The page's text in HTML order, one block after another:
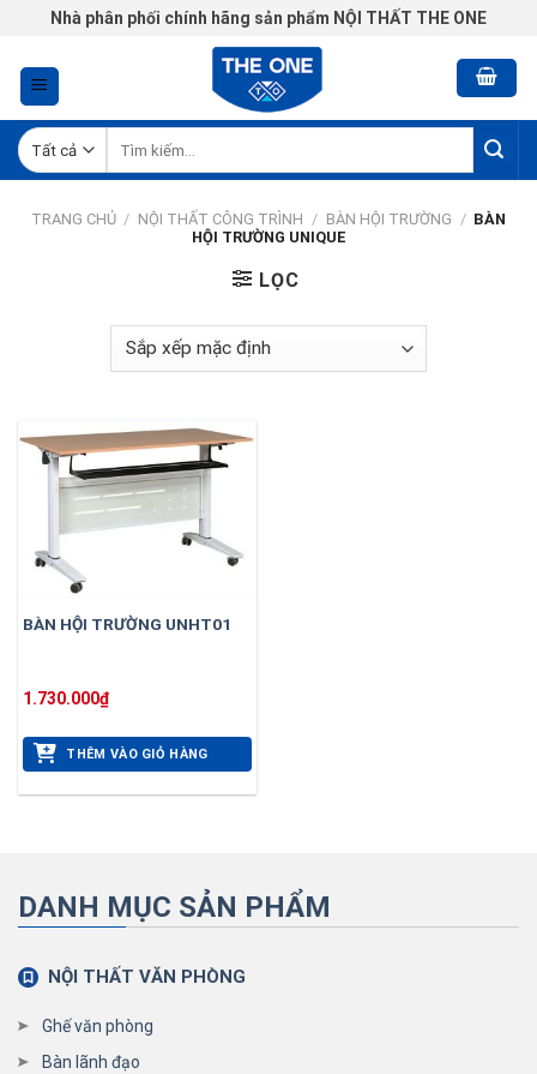
Chuyển
nội
dung
Nhà phân phối chính hãng sản phẩm NỘI THẤT THE ONE
kiếm:
TRANG CHỦ / NỘI THẤT CÔNG TRÌNH / BÀN HỘI TRƯỜNG / BÀN
HỘI TRƯỜNG UNIQUE
LỌC
BÀN HỘI TRƯỜNG UNHT01
1.730.000₫
THÊM VÀO GIỎ HÀNG
DANH MỤC SẢN PHẨM
NỘI THẤT VĂN PHÒNG
Ghế văn phòng
Bàn lãnh đạo